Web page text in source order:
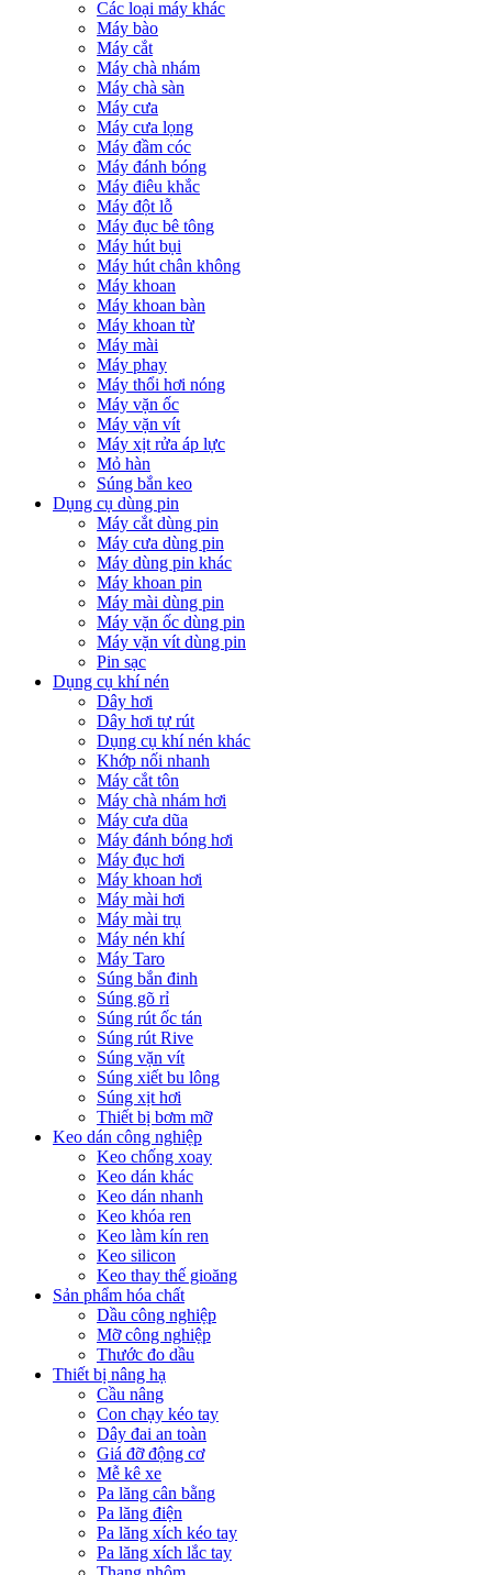
Các loại máy khác
Máy bào
Máy cắt
Máy chà nhám
Máy chà sàn
Máy cưa
Máy cưa lọng
Máy đầm cóc
Máy đánh bóng
Máy điêu khắc
Máy đột lỗ
Máy đục bê tông
Máy hút bụi
Máy hút chân không
Máy khoan
Máy khoan bàn
Máy khoan từ
Máy mài
Máy phay
Máy thổi hơi nóng
Máy vặn ốc
Máy vặn vít
Máy xịt rửa áp lực
Mỏ hàn
Súng bắn keo
Dụng cụ dùng pin
Máy cắt dùng pin
Máy cưa dùng pin
Máy dùng pin khác
Máy khoan pin
Máy mài dùng pin
Máy vặn ốc dùng pin
Máy vặn vít dùng pin
Pin sạc
Dụng cụ khí nén
Dây hơi
Dây hơi tự rút
Dụng cụ khí nén khác
Khớp nối nhanh
Máy cắt tôn
Máy chà nhám hơi
Máy cưa dũa
Máy đánh bóng hơi
Máy đục hơi
Máy khoan hơi
Máy mài hơi
Máy mài trụ
Máy nén khí
Máy Taro
Súng bắn đinh
Súng gõ rỉ
Súng rút ốc tán
Súng rút Rive
Súng vặn vít
Súng xiết bu lông
Súng xịt hơi
Thiết bị bơm mỡ
Keo dán công nghiệp
Keo chống xoay
Keo dán khác
Keo dán nhanh
Keo khóa ren
Keo làm kín ren
Keo silicon
Keo thay thế gioăng
Sản phẩm hóa chất
Dầu công nghiệp
Mỡ công nghiệp
Thước đo dầu
Thiết bị nâng hạ
Cầu nâng
Con chạy kéo tay
Dây đai an toàn
Giá đỡ động cơ
Mễ kê xe
Pa lăng cân bằng
Pa lăng điện
Pa lăng xích kéo tay
Pa lăng xích lắc tay